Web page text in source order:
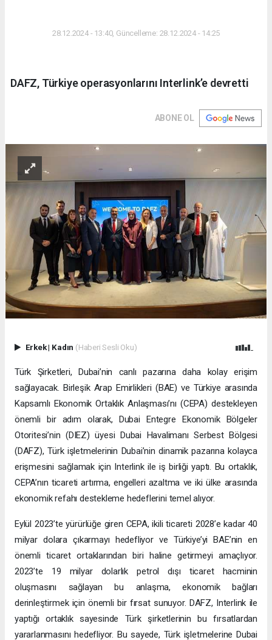
28.12.2024 - 13:40, Güncelleme: 28.12.2024 - 14:25
DAFZ, Türkiye operasyonlarını Interlink’e devretti
ABONE OL
Erkek| Kadın (Haberi Sesli Oku)
Türk Şirketleri, Dubai’nin canlı pazarına daha kolay erişim
sağlayacak. Birleşik Arap Emirlikleri (BAE) ve Türkiye arasında
Kapsamlı Ekonomik Ortaklık Anlaşması’nı (CEPA) destekleyen
önemli bir adım olarak, Dubai Entegre Ekonomik Bölgeler
Otoritesi’nin (DIEZ) üyesi Dubai Havalimanı Serbest Bölgesi
(DAFZ), Türk işletmelerinin Dubai’nin dinamik pazarına kolayca
erişmesini sağlamak için Interlink ile iş birliği yaptı. Bu ortaklık,
CEPA’nın ticareti artırma, engelleri azaltma ve iki ülke arasında
ekonomik refahı destekleme hedeflerini temel alıyor.
Eylül 2023’te yürürlüğe giren CEPA, ikili ticareti 2028’e kadar 40
milyar dolara çıkarmayı hedefliyor ve Türkiye’yi BAE’nin en
önemli ticaret ortaklarından biri haline getirmeyi amaçlıyor.
2023’te 19 milyar dolarlık petrol dışı ticaret hacminin
oluşmasını sağlayan bu anlaşma, ekonomik bağları
derinleştirmek için önemli bir fırsat sunuyor. DAFZ, Interlink ile
yaptığı ortaklık sayesinde Türk şirketlerinin bu fırsatlardan
yararlanmasını hedefliyor. Bu sayede, Türk işletmelerine Dubai